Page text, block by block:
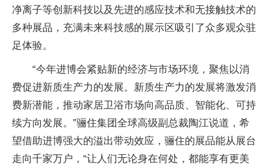
净离子等创新科技以及先进的感应技术和无接触技术的
多种展品，充满未来科技感的展示区吸引了众多观众驻
足体验。
“今年进博会紧贴新的经济与市场环境，聚焦以消
费促进新质生产力的发展。新质生产力的发展将激发消
费新潜能，推动家居卫浴市场向高品质、智能化、可持
续方向发展。”骊住集团全球高级副总裁陶江说道，希
望借助进博强大的溢出带动效应，骊住的展品能从展台
走向千家万户，“让人们无论身在何处，都能享有更美